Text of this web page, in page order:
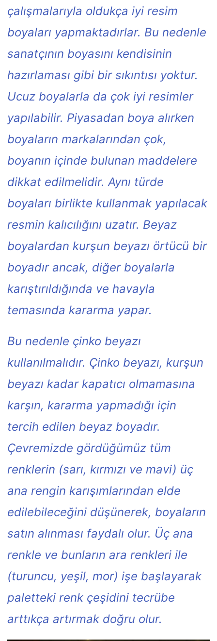
çalışmalarıyla oldukça iyi resim
boyaları yapmaktadırlar. Bu nedenle
sanatçının boyasını kendisinin
hazırlaması gibi bir sıkıntısı yoktur.
Ucuz boyalarla da çok iyi resimler
yapılabilir. Piyasadan boya alırken
boyaların markalarından çok,
boyanın içinde bulunan maddelere
dikkat edilmelidir. Aynı türde
boyaları birlikte kullanmak yapılacak
resmin kalıcılığını uzatır. Beyaz
boyalardan kurşun beyazı örtücü bir
boyadır ancak, diğer boyalarla
karıştırıldığında ve havayla
temasında kararma yapar.
Bu nedenle çinko beyazı
kullanılmalıdır. Çinko beyazı, kurşun
beyazı kadar kapatıcı olmamasına
karşın, kararma yapmadığı için
tercih edilen beyaz boyadır.
Çevremizde gördüğümüz tüm
renklerin (sarı, kırmızı ve mavi) üç
ana rengin karışımlarından elde
edilebileceğini düşünerek, boyaların
satın alınması faydalı olur. Üç ana
renkle ve bunların ara renkleri ile
(turuncu, yeşil, mor) işe başlayarak
paletteki renk çeşidini tecrübe
arttıkça artırmak doğru olur.